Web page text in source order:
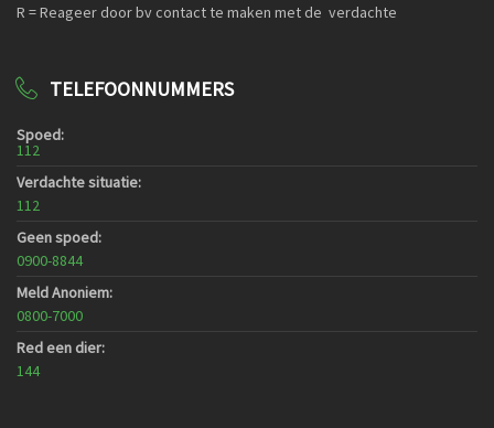
R = Reageer door bv contact te maken met de verdachte
TELEFOONNUMMERS
Spoed:
112
Verdachte situatie:
112
Geen spoed:
0900-8844
Meld Anoniem:
0800-7000
Red een dier:
144